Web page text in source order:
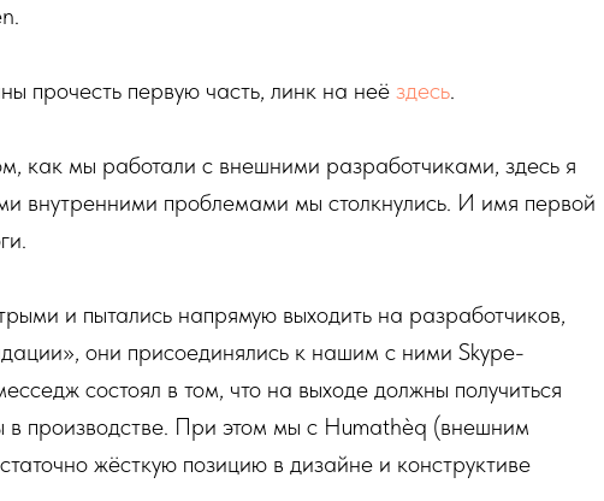
прочесть первую часть, линк на неё здесь.
как мы работали с внешними разработчиками, здесь я
внутренними проблемами мы столкнулись. И имя первой
и пытались напрямую выходить на разработчиков,
они присоединялись к нашим c ними Skype-
состоял в том, что на выходе должны получиться
в производстве. При этом мы с Humathèq (внешним
жёсткую позицию в дизайне и конструктиве